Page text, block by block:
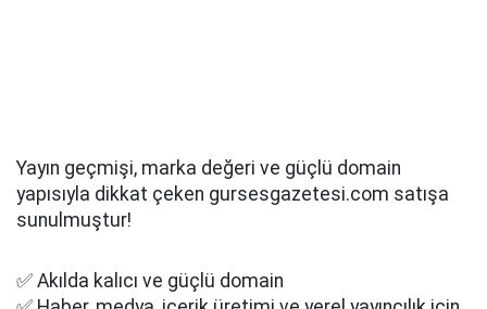
Yayın geçmişi, marka değeri ve güçlü domain
yapısıyla dikkat çeken gursesgazetesi.com satışa
sunulmuştur!
✅ Akılda kalıcı ve güçlü domain